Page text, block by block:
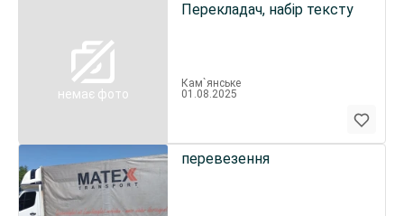
немає фото
Перекладач, набiр тексту
Кам`янське
01.08.2025
перевезення